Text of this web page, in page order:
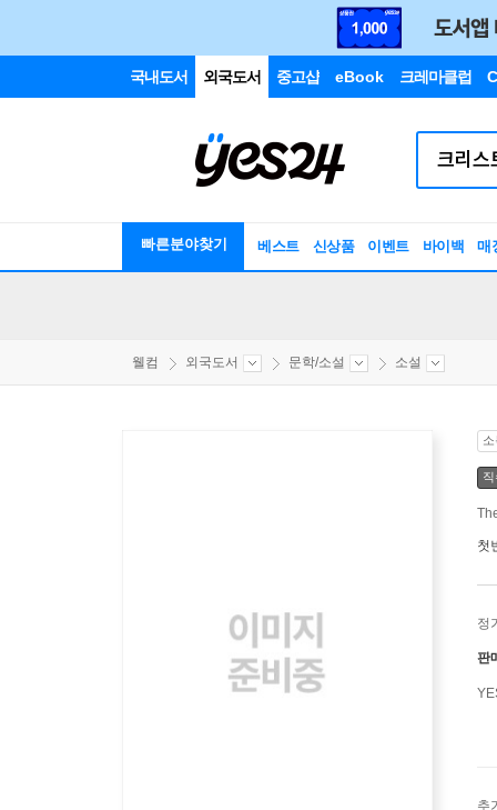
국내도서 외국도서 중고샵 eBook 크레마클럽
빠른분야찾기 베스트 신상품 이벤트 바이백 매
웰컴 외국도서 문학/소설 소설
첫
정
판
추